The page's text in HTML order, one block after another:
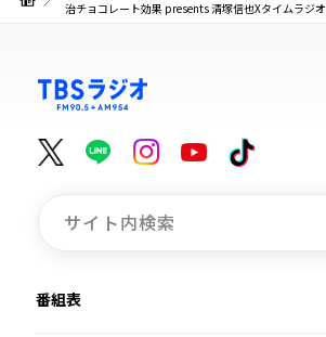
治チョコレート効果 presents 清塚信也Xタイムラジオ
番組表